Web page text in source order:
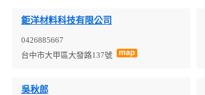
鉅洋材料科技有限公司
0426885667
台中市大甲區大發路137號
吳秋郎